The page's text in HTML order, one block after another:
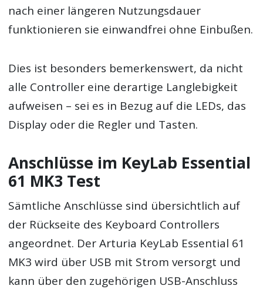
nach einer längeren Nutzungsdauer
funktionieren sie einwandfrei ohne Einbußen.
Dies ist besonders bemerkenswert, da nicht
alle Controller eine derartige Langlebigkeit
aufweisen – sei es in Bezug auf die LEDs, das
Display oder die Regler und Tasten.
Anschlüsse im KeyLab Essential
61 MK3 Test
Sämtliche Anschlüsse sind übersichtlich auf
der Rückseite des Keyboard Controllers
angeordnet. Der Arturia KeyLab Essential 61
MK3 wird über USB mit Strom versorgt und
kann über den zugehörigen USB-Anschluss